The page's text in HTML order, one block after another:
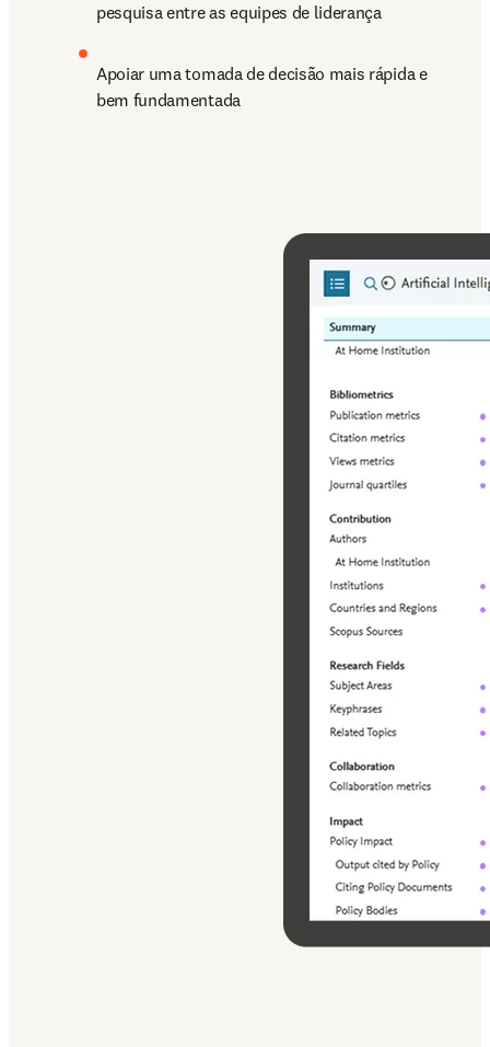
pesquisa entre as equipes de liderança
Apoiar uma tomada de decisão mais rápida e
bem fundamentada